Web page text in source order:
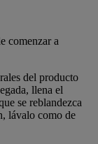
comenzar a
del producto
llena el
se reblandezca
lávalo como de